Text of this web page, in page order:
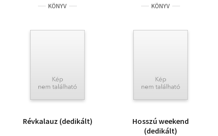
KÖNYV
Révkalauz (dedikált)
KÖNYV
Hosszú weekend
(dedikált)